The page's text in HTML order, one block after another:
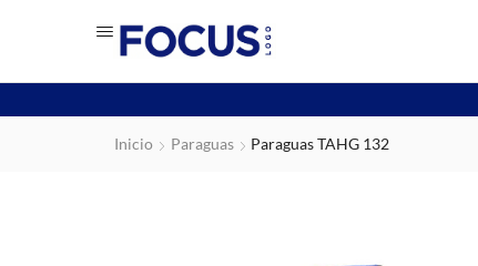
Inicio Paraguas Paraguas TAHG 132